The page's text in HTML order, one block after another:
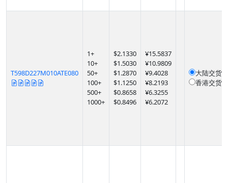
T598D227M010ATE080
1+
10+
50+
100+
500+
1000+
$2.1330
$1.5030
$1.2870
$1.1250
$0.8658
$0.8496
¥15.5837
¥10.9809
¥9.4028
¥8.2193
¥6.3255
¥6.2072
大陆交货
香港交货